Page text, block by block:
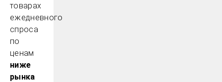
товарах
ежедневного
спроса
по
ценам
ниже
рынка